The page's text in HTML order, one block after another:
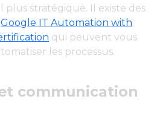
plus stratégique. Il existe des
Google IT Automation with
qui peuvent vous
les processus.
communication